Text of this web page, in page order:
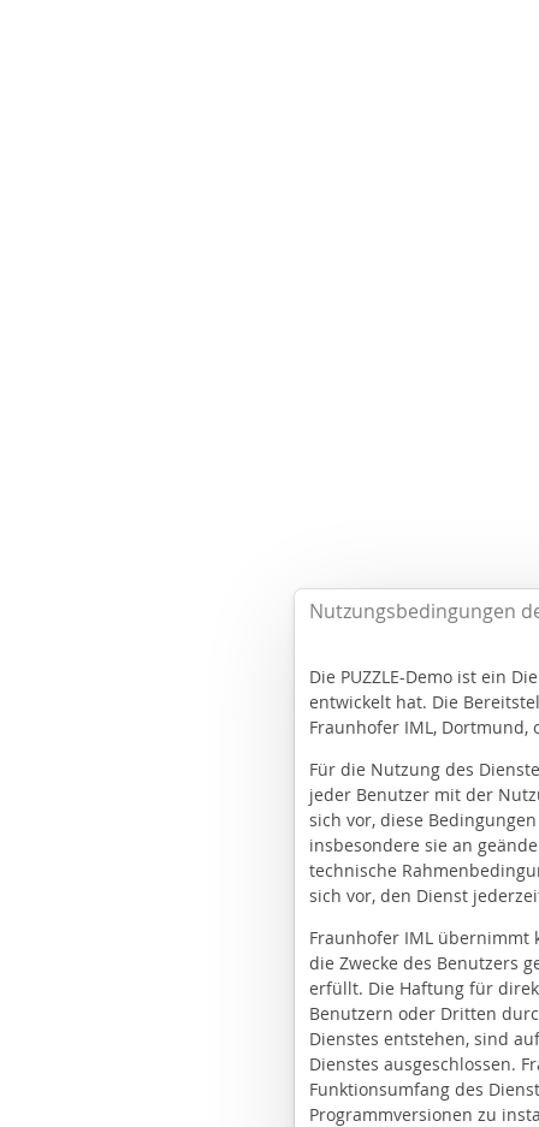
Nutzungsbedingungen
Die PUZZLE-Demo ist ein
entwickelt hat. Die
Fraunhofer IML,
Für die Nutzung des
jeder Benutzer mit der
sich vor, diese
insbesondere sie an
technische
sich vor, den Dienst
Fraunhofer IML übernimmt
die Zwecke des Benutzers
erfüllt. Die Haftung für
Benutzern oder Dritten
Dienstes entstehen, sind
Dienstes ausgeschlossen.
Funktionsumfang des
Programmversionen zu